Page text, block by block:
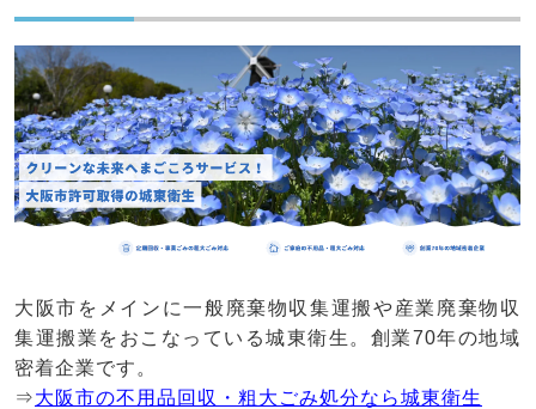
大阪市をメインに一般廃棄物収集運搬や産業廃棄物収
集運搬業をおこなっている城東衛生。創業70年の地域
密着企業です。
⇒大阪市の不用品回収・粗大ごみ処分なら城東衛生